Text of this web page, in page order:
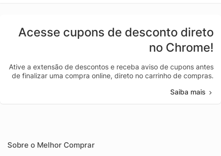
Acesse cupons de desconto direto
no Chrome!
Ative a extensão de descontos e receba aviso de cupons antes
de finalizar uma compra online, direto no carrinho de compras.
Saiba mais
Sobre o Melhor Comprar